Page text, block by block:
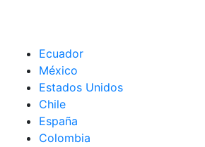
Ecuador
México
Estados Unidos
Chile
España
Colombia